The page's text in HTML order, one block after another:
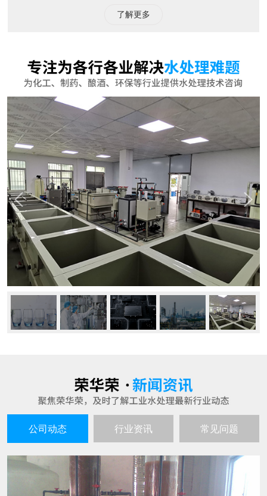
了解更多
公司动态 行业资讯 常见问题